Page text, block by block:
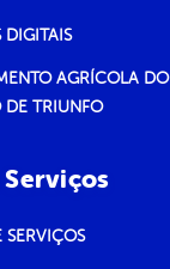
DIGITAIS
AGRÍCOLA DO
TRIUNFO
SERVIÇOS